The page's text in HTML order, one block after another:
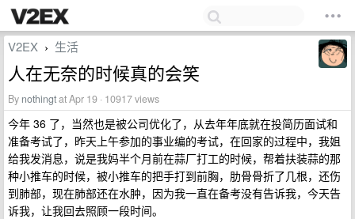
V2EX › 生活
人在无奈的时候真的会笑
By nothingtat Apr 19 · 10917 views
今年 36 了，当然也是被公司优化了，从去年年底就在投简历面试和
准备考试了，昨天上午参加的事业编的考试，在回家的过程中，我姐
给我发消息，说是我妈半个月前在蒜厂打工的时候，帮着扶装蒜的那
种小推车的时候，被小推车的把手打到前胸，肋骨骨折了几根，还伤
到肺部，现在肺部还在水肿，因为我一直在备考没有告诉我，今天告
诉我，让我回去照顾一段时间。